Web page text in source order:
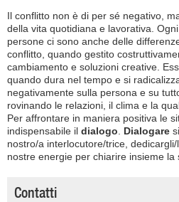
Il conflitto non è di per sé negativo,
della vita quotidiana e lavorativa.
persone ci sono anche delle
conflitto, quando gestito
cambiamento e soluzioni creative.
quando dura nel tempo e si
negativamente sulla persona e su
rovinando le relazioni, il clima e la
Per affrontare in maniera positiva le
indispensabile il dialogo Dialogare
nostro/a interlocutore/trice,
nostre energie per chiarire insieme la
Contatti